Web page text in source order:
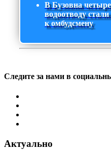
В Бузовна
водоотводу
к омбудсмену
Следите за нами в
Актуально